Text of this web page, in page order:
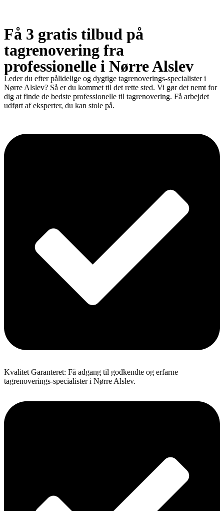
Få 3 gratis tilbud på
tagrenovering fra
professionelle i Nørre Alslev
Leder du efter pålidelige og dygtige tagrenoverings-specialister i
Nørre Alslev? Så er du kommet til det rette sted. Vi gør det nemt for
dig at finde de bedste professionelle til tagrenovering. Få arbejdet
udført af eksperter, du kan stole på.
Kvalitet Garanteret: Få adgang til godkendte og erfarne
tagrenoverings-specialister i Nørre Alslev.